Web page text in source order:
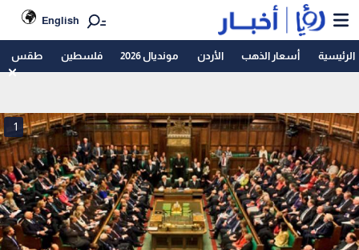
English
الرئيسية أسعار الذهب الأردن مونديال 2026 فلسطين طقس
1